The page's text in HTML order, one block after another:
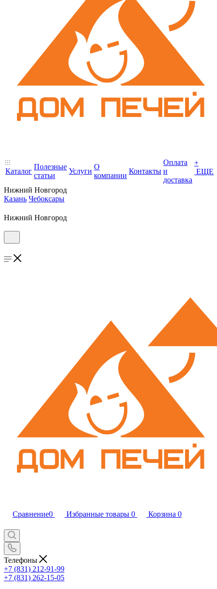
Каталог
Полезные
статьи
Услуги
О
компании
Контакты
Оплата
и
доставка
+
ЕЩЕ
Нижний Новгород
Казань Чебоксары
Нижний Новгород
Сравнение0 Избранные товары 0 Корзина 0
Телефоны
+7 (831) 212-91-99
+7 (831) 262-15-05